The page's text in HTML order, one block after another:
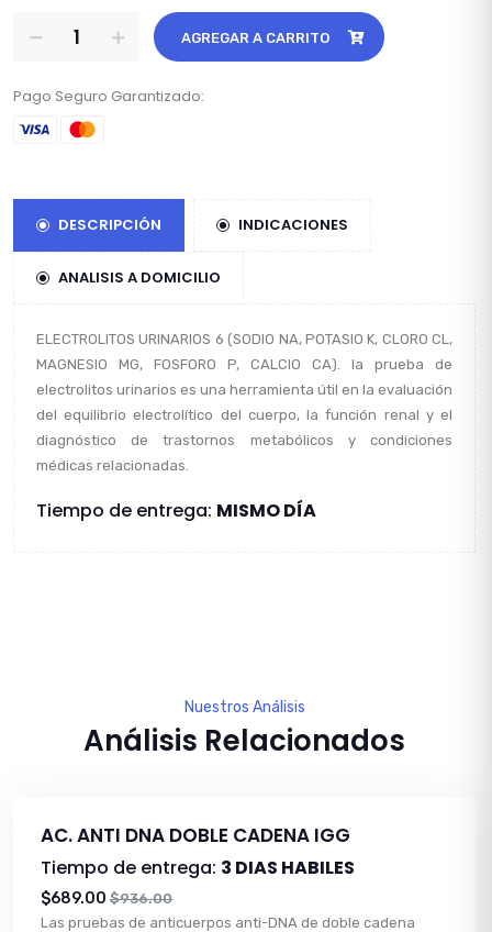
AGREGAR A CARRITO
Pago Seguro Garantizado:
DESCRIPCIÓN INDICACIONES
ANALISIS A DOMICILIO
ELECTROLITOS URINARIOS 6 (SODIO NA, POTASIO K, CLORO CL,
MAGNESIO MG, FOSFORO P, CALCIO CA). la prueba de
electrolitos urinarios es una herramienta útil en la evaluación
del equilibrio electrolítico del cuerpo, la función renal y el
diagnóstico de trastornos metabólicos y condiciones
médicas relacionadas.
Tiempo de entrega: MISMO DÍA
Nuestros Análisis
Análisis Relacionados
AC. ANTI DNA DOBLE CADENA IGG
Tiempo de entrega: 3 DIAS HABILES
$689.00 $936.00
Las pruebas de anticuerpos anti-DNA de doble cadena